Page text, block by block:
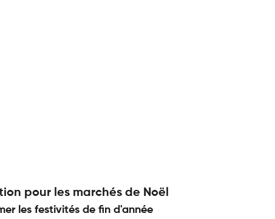
pour les marchés de Noël
les festivités de fin d'année